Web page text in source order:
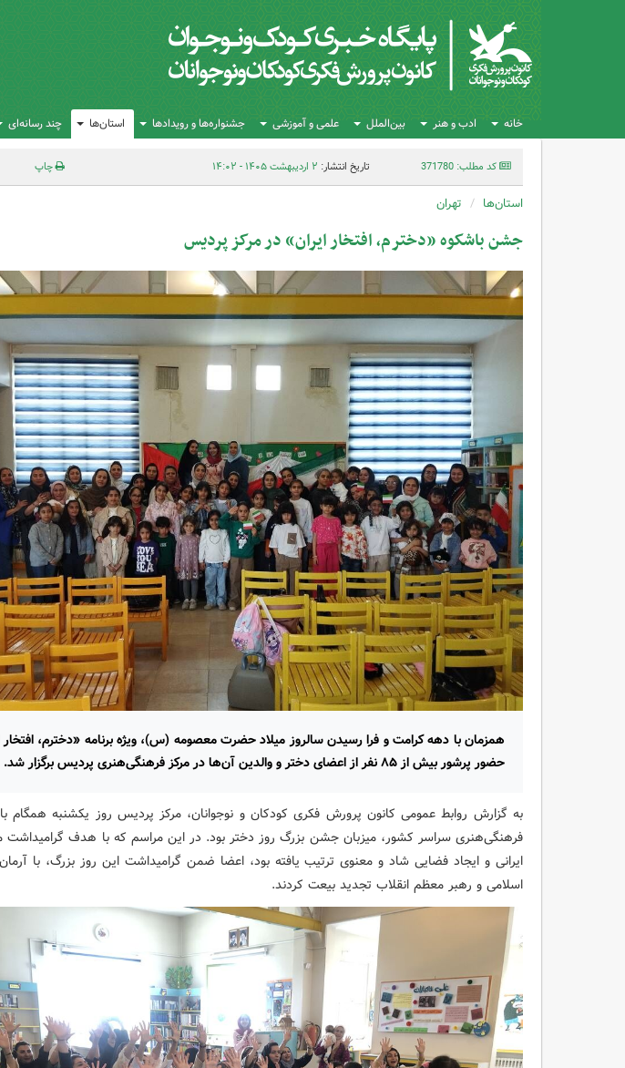
خانه ادب و هنر بین‌الملل علمی و آموزشی جشنواره‌ها و رویدادها استان‌ها چند رسانه‌ای
کد مطلب: 371780 تاریخ انتشار: ۲ اردیبهشت ۱۴۰۵ - ۱۴:۰۲ چاپ
استان‌ها تهران
جشن باشکوه «دخترم، افتخار ایران» در مرکز پردیس
همزمان با دهه کرامت و فرا رسیدن سالروز میلاد حضرت معصومه (س)، ویژه برنامه «دخترم، افتخار
حضور پرشور بیش از ۸۵ نفر از اعضای دختر و والدین آن‌ها در مرکز فرهنگی‌هنری پردیس برگزار شد.
به گزارش روابط عمومی کانون پرورش فکری کودکان و نوجوانان، مرکز پردیس روز یکشنبه همگام با
فرهنگی‌هنری سراسر کشور، میزبان جشن بزرگ روز دختر بود. در این مراسم که با هدف گرامیداشت
ایرانی و ایجاد فضایی شاد و معنوی ترتیب یافته بود، اعضا ضمن گرامیداشت این روز بزرگ، با
اسلامی و رهبر معظم انقلاب تجدید بیعت کردند.